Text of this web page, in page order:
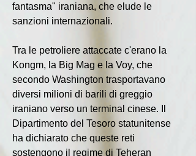
fantasma" iraniana, che elude le
sanzioni internazionali.
Tra le petroliere attaccate c'erano la
Kongm, la Big Mag e la Voy, che
secondo Washington trasportavano
diversi milioni di barili di greggio
iraniano verso un terminal cinese. Il
Dipartimento del Tesoro statunitense
ha dichiarato che queste reti
sostengono il regime di Teheran